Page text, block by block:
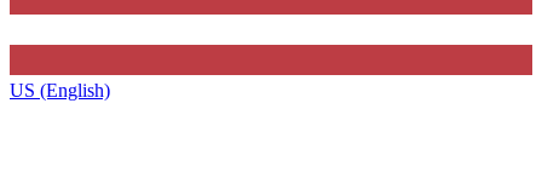
US (English)